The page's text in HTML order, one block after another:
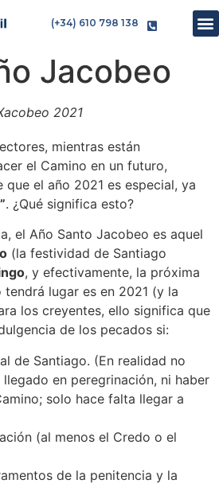
(+34) 610 798 138
Jacobeo
2021
mientras están
el Camino en un futuro,
el año 2021 es especial, ya
. ¿Qué significa esto?
el Año Santo Jacobeo es aquel
(la festividad de Santiago
, y efectivamente, la próxima
lugar es en 2021 (y la
los creyentes, ello significa que
de los pecados si:
de Santiago. (En realidad no
en peregrinación, ni haber
solo hace falta llegar a
(al menos el Credo o el
de la penitencia y la